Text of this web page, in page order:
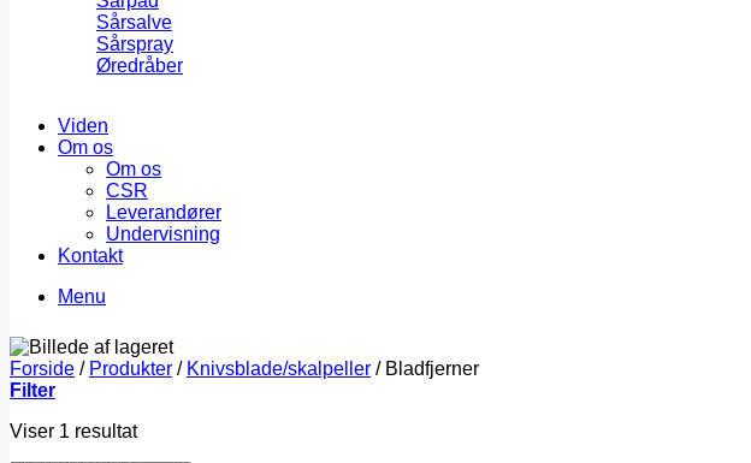
Sårsalve
Sårspray
Øredråber
Viden
Om os
Om os
CSR
Leverandører
Undervisning
Kontakt
Menu
Forside / Produkter / Knivsblade/skalpeller /Bladfjerner
Filter
Viser 1 resultat